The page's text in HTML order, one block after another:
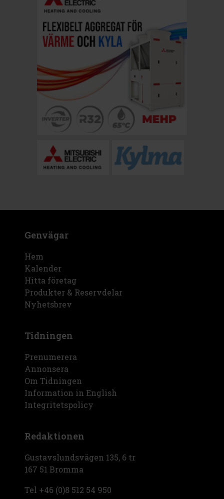
Genvägar
Hem
Kalender
Hitta företag
Produkter & Reservdelar
Nyhetsbrev
Tidningen
Prenumerera
Annonsera
Om Tidningen
Information in English
Integritetspolicy
Redaktionen
Gustavslundsvägen 135, 6 tr
167 51 Bromma
Tel +46 (0)8 512 54 950